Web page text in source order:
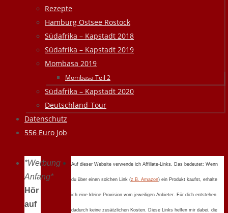
Rezepte
Hamburg Ostsee Rostock
Südafrika – Kapstadt 2018
Südafrika – Kapstadt 2019
Mombasa 2019
Mombasa Teil 2
Südafrika – Kapstadt 2020
Deutschland-Tour
Datenschutz
556 Euro Job
*Werbung
Anfang*
Hör
auf
Auf dieser Website verwende ich Affiliate-Links. Das bedeutet: Wenn
du über einen solchen Link (z.B. Amazon) ein Produkt kaufst, erhalte
ich eine kleine Provision vom jeweiligen Anbieter. Für dich entstehen
dadurch keine zusätzlichen Kosten. Diese Links helfen mir dabei, die